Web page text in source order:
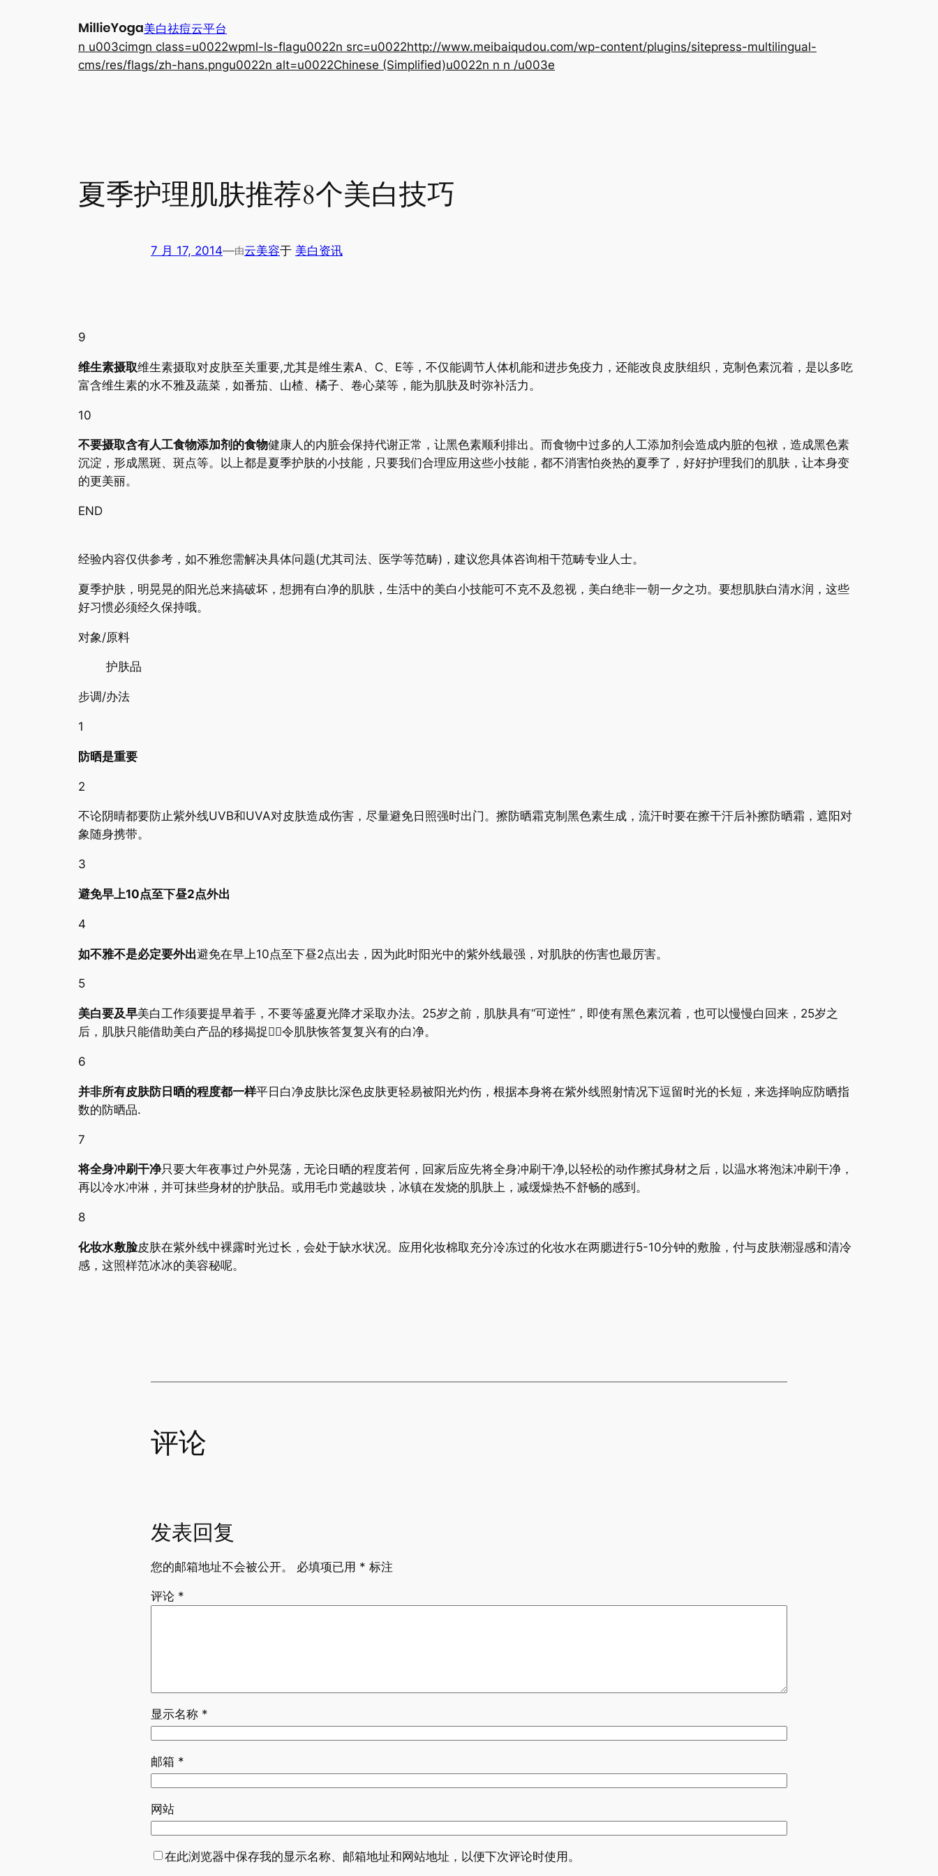
美白祛痘云平台
n u003cimgn class=u0022wpml-ls-flagu0022n src=u0022http://www.meibaiqudou.com/wp-content/plugins/sitepress-multilingual-
cms/res/flags/zh-hans.pngu0022n alt=u0022Chinese (Simplified)u0022n n n /u003e
夏季护理肌肤推荐8个美白技巧
7 月 17, 2014—由云美容于 美白资讯
9
维生素摄取维生素摄取对皮肤至关重要,尤其是维生素A、C、E等，不仅能调节人体机能和进步免疫力，还能改良皮肤组织，克制色素沉着，是以多吃
富含维生素的水不雅及蔬菜，如番茄、山楂、橘子、卷心菜等，能为肌肤及时弥补活力。
10
不要摄取含有人工食物添加剂的食物健康人的内脏会保持代谢正常，让黑色素顺利排出。而食物中过多的人工添加剂会造成内脏的包袱，造成黑色素
沉淀，形成黑斑、斑点等。以上都是夏季护肤的小技能，只要我们合理应用这些小技能，都不消害怕炎热的夏季了，好好护理我们的肌肤，让本身变
的更美丽。
END
经验内容仅供参考，如不雅您需解决具体问题(尤其司法、医学等范畴)，建议您具体咨询相干范畴专业人士。
夏季护肤，明晃晃的阳光总来搞破坏，想拥有白净的肌肤，生活中的美白小技能可不克不及忽视，美白绝非一朝一夕之功。要想肌肤白清水润，这些
好习惯必须经久保持哦。
对象/原料
护肤品
步调/办法
1
防晒是重要
2
不论阴晴都要防止紫外线UVB和UVA对皮肤造成伤害，尽量避免日照强时出门。擦防晒霜克制黑色素生成，流汗时要在擦干汗后补擦防晒霜，遮阳对
象随身携带。
3
避免早上10点至下昼2点外出
4
如不雅不是必定要外出避免在早上10点至下昼2点出去，因为此时阳光中的紫外线最强，对肌肤的伤害也最厉害。
5
美白要及早美白工作须要提早着手，不要等盛夏光降才采取办法。25岁之前，肌肤具有“可逆性”，即使有黑色素沉着，也可以慢慢白回来，25岁之
后，肌肤只能借助美白产品的移揭捉，令肌肤恢答复复兴有的白净。
6
并非所有皮肤防日晒的程度都一样平日白净皮肤比深色皮肤更轻易被阳光灼伤，根据本身将在紫外线照射情况下逗留时光的长短，来选择响应防晒指
数的防晒品.
7
将全身冲刷干净只要大年夜事过户外晃荡，无论日晒的程度若何，回家后应先将全身冲刷干净,以轻松的动作擦拭身材之后，以温水将泡沫冲刷干净，
再以冷水冲淋，并可抹些身材的护肤品。或用毛巾党越豉块，冰镇在发烧的肌肤上，减缓燥热不舒畅的感到。
8
化妆水敷脸皮肤在紫外线中裸露时光过长，会处于缺水状况。应用化妆棉取充分冷冻过的化妆水在两腮进行5-10分钟的敷脸，付与皮肤潮湿感和清冷
感，这照样范冰冰的美容秘呢。
评论
发表回复
您的邮箱地址不会被公开。 必填项已用 * 标注
评论 *
显示名称 *
邮箱 *
网站
在此浏览器中保存我的显示名称、邮箱地址和网站地址，以便下次评论时使用。